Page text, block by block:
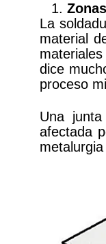
La
material
dice
proceso
Una
afectada